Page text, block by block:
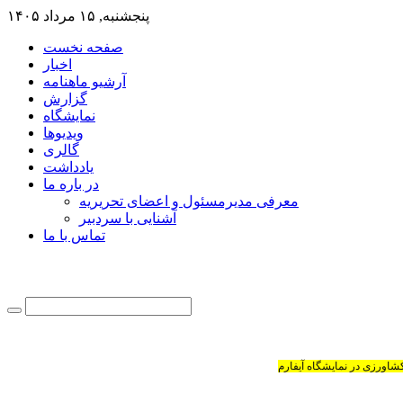
پنجشنبه, ۱۵ مرداد ۱۴۰۵
صفحه نخست
اخبار
آرشیو ماهنامه
گزارش
نمایشگاه
ویدیوها
گالری
یادداشت
در باره ما
معرفی مدیرمسئول و اعضای تحریریه
آشنایی با سردبیر
تماس با ما
در نمایشگاه آیفارم